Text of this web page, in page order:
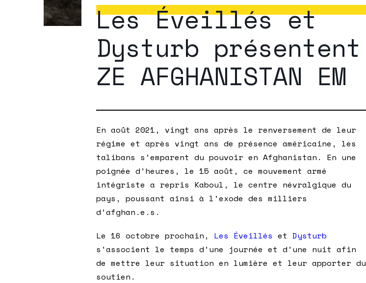
Les Éveillés et
Dysturb présentent
ZE AFGHANISTAN EM
En août 2021, vingt ans après le renversement de leur
régime et après vingt ans de présence américaine, les
talibans s’emparent du pouvoir en Afghanistan. En une
poignée d’heures, le 15 août, ce mouvement armé
intégriste a repris Kaboul, le centre névralgique du
pays, poussant ainsi à l’exode des milliers
d’afghan.e.s.
Le 16 octobre prochain, Les Éveillés et Dysturb
s’associent le temps d’une journée et d’une nuit afin
de mettre leur situation en lumière et leur apporter du
soutien.